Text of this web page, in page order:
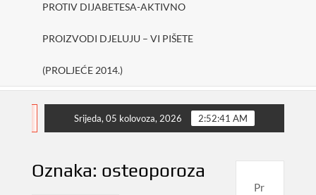
PROTIV DIJABETESA-AKTIVNO
PROIZVODI DJELUJU – VI PIŠETE
(PROLJEĆE 2014.)
SHAKE ONE PURE Protiv
Srijeda, 05 kolovoza, 2026 2:52:42 AM
Oznaka: osteoporoza
Pr